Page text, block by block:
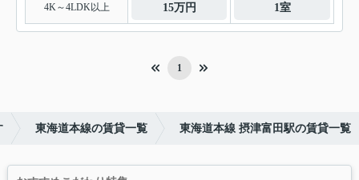
4K～4LDK以上 15万円 1室
1
東海道本線の賃貸一覧 東海道本線 摂津富田駅の賃貸一覧